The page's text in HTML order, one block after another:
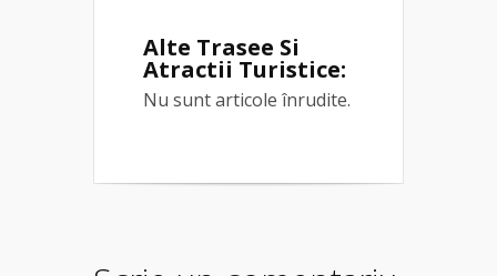
Alte Trasee Si
Atractii Turistice:
Nu sunt articole înrudite.